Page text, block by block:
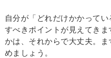
自分が「どれだけかかって
すべきポイントが見えてき
かは、それからで大丈夫。
めましょう。